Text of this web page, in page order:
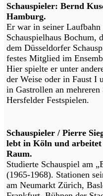
Schauspieler: Bernd
Hamburg.
Er war in seiner
Schauspielhaus Bochum,
dem Düsseldorfer
festes Mitglied im
Hier spielte er unter
der Weise oder in Faust I
in Gastrollen an
Hersfelder Festspielen.
Schauspieler / Pierre
lebt in Köln und arbeitet
Raum.
Studierte Schauspiel am
(1965-1968). Stationen
am Neumarkt Zürich,